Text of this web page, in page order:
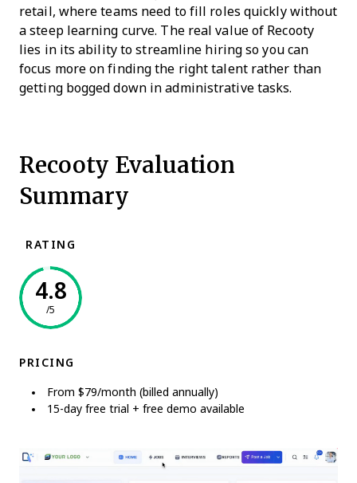
retail, where teams need to fill roles quickly without
a steep learning curve. The real value of Recooty
lies in its ability to streamline hiring so you can
focus more on finding the right talent rather than
getting bogged down in administrative tasks.
Recooty Evaluation
Summary
RATING
4.8
/5
PRICING
From $79/month (billed annually)
15-day free trial + free demo available